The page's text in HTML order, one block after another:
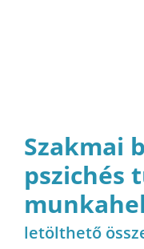
Szakmai
pszichés
letölthető